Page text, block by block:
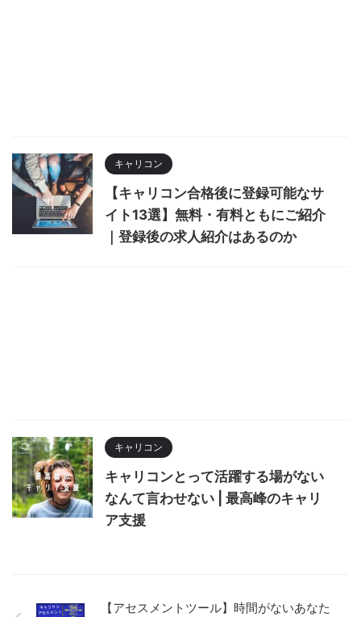
キャリコン
【キャリコン合格後に登録可能なサ
イト13選】無料・有料ともにご紹介
｜登録後の求人紹介はあるのか
キャリコン
キャリコンとって活躍する場がない
なんて言わせない | 最高峰のキャリ
ア支援
【アセスメントツール】時間がないあなた